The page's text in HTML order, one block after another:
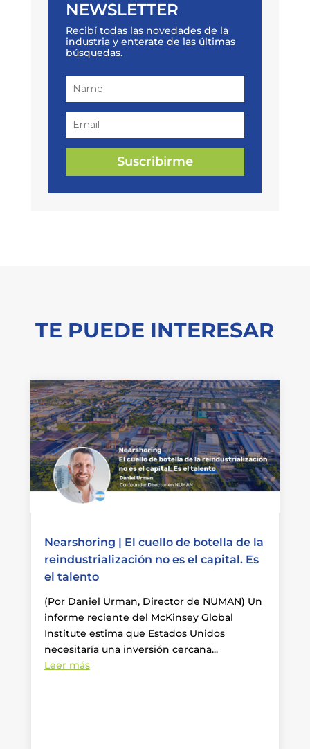
NEWSLETTER
Recibí todas las novedades de la
industria y enterate de las últimas
búsquedas.
Suscribirme
TE PUEDE INTERESAR
Nearshoring | El cuello de botella de la
reindustrialización no es el capital. Es
el talento
(Por Daniel Urman, Director de NUMAN) Un
informe reciente del McKinsey Global
Institute estima que Estados Unidos
necesitaría una inversión cercana...
Leer más